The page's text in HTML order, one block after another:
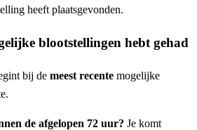
heeft plaatsgevonden.
blootstellingen hebt gehad
bij de meest recente mogelijke
de afgelopen 72 uur? Je komt